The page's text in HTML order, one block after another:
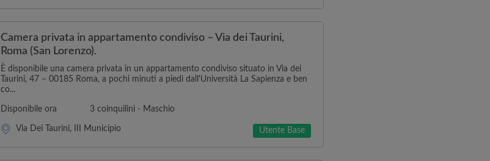
Camera privata in appartamento condiviso – Via dei Taurini,
Roma (San Lorenzo).
È disponibile una camera privata in un appartamento condiviso situato in Via dei
Taurini, 47 – 00185 Roma, a pochi minuti a piedi dall'Università La Sapienza e ben
co...
Disponibile ora 3 coinquilini - Maschio
Via Dei Taurini, III Municipio Utente Base